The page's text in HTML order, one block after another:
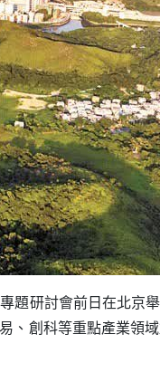
題研討會前日在北京
、創科等重點產業領